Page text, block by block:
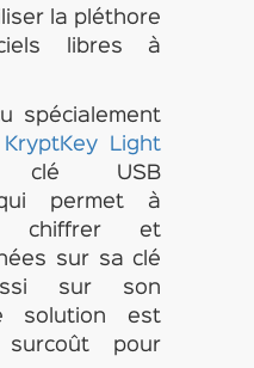
la pléthore
libres à
spécialement
KryptKey Light
clé USB
qui permet à
chiffrer et
sur sa clé
sur son
solution est
pour